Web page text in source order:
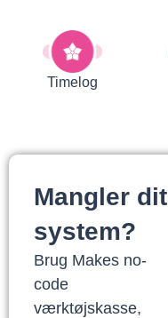
Timelog
Mangler dit
system?
Brug Makes no-
code
værktøjskasse,